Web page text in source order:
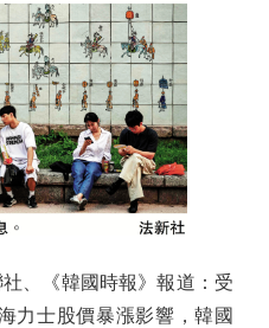
《韓國時報》報道：受
力士股價暴漲影響，韓國